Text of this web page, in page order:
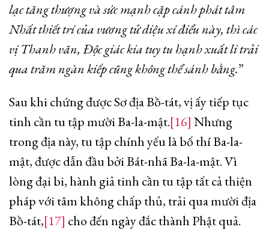
lạc tăng thượng và sức mạnh cặp cánh phát tâm
Nhất thiết trí của vương tử diệu xí điểu này, thì các
vị Thanh văn, Độc giác kia tuy tu hạnh xuất li trải
qua trăm ngàn kiếp cũng không thể sánh bằng.”
Sau khi chứng được Sơ địa Bồ-tát, vị ấy tiếp tục
tinh cần tu tập mười Ba-la-mật.[16] Nhưng
trong địa này, tu tập chính yếu là bố thí Ba-la-
mật, được dẫn đầu bởi Bát-nhã Ba-la-mật. Vì
lòng đại bi, hành giả tinh cần tu tập tất cả thiện
pháp với tâm không chấp thủ, trải qua mười địa
Bồ-tát,[17] cho đến ngày đắc thành Phật quả.